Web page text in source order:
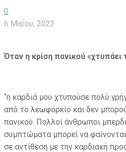
0
6 Μαΐου, 2022
Όταν η κρίση πανικού «χτυπάει
“η καρδιά μου χτυπούσε πολύ
από το λεωφορείο και δεν
πανικού. Πολλοί άνθρωποι
συμπτώματα μπορεί να
σε αντίθεση με την καρδιακή